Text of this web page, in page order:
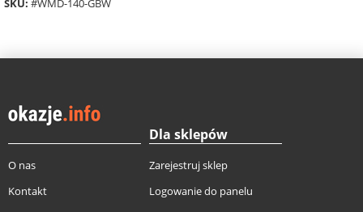
SKU: #WMD-140-GBW
O nas
Kontakt
Dla sklepów
Zarejestruj sklep
Logowanie do panelu